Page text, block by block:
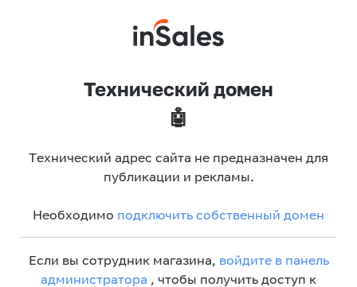
Технический домен
🤖
Технический адрес сайта не предназначен для
публикации и рекламы.
Необходимо подключить собственный домен
Если вы сотрудник магазина, войдите в панель
администратора , чтобы получить доступ к